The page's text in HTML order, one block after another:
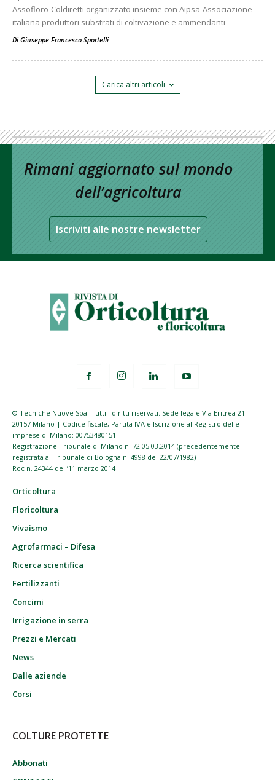
Assofloro-Coldiretti organizzato insieme con Aipsa-Associazione
italiana produttori substrati di coltivazione e ammendanti
Di Giuseppe Francesco Sportelli
Carica altri articoli
Rimani aggiornato sul mondo
dell’agricoltura
Iscriviti alle nostre newsletter
© Tecniche Nuove Spa. Tutti i diritti riservati. Sede legale Via Eritrea 21 -
20157 Milano | Codice fiscale, Partita IVA e Iscrizione al Registro delle
imprese di Milano: 00753480151
Registrazione Tribunale di Milano n. 72 05.03.2014 (precedentemente
registrata al Tribunale di Bologna n. 4998 del 22/07/1982)
Roc n. 24344 dell’11 marzo 2014
Orticoltura
Floricoltura
Vivaismo
Agrofarmaci – Difesa
Ricerca scientifica
Fertilizzanti
Concimi
Irrigazione in serra
Prezzi e Mercati
News
Dalle aziende
Corsi
COLTURE PROTETTE
Abbonati